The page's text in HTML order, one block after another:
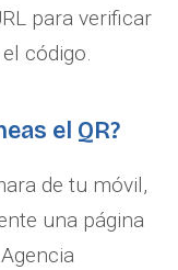
para verificar
código.
el QR?
de tu móvil,
una página